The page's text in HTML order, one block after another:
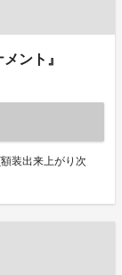
ント』
装出来上がり次